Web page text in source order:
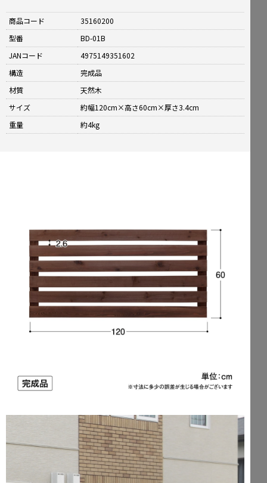
商品コード
35160200
型番
BD-01B
JANコード
4975149351602
構造
完成品
材質
天然木
サイズ
約幅120cm×高さ60cm×厚さ3.4cm
重量
約4kg